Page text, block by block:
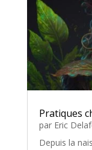
Pratiques
par Eric
Depuis la